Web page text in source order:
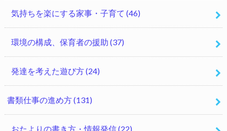
気持ちを楽にする家事・子育て (46)
環境の構成、保育者の援助 (37)
発達を考えた遊び方(24)
書類仕事の進め方(131)
おたよりの書き方・情報発信(22)